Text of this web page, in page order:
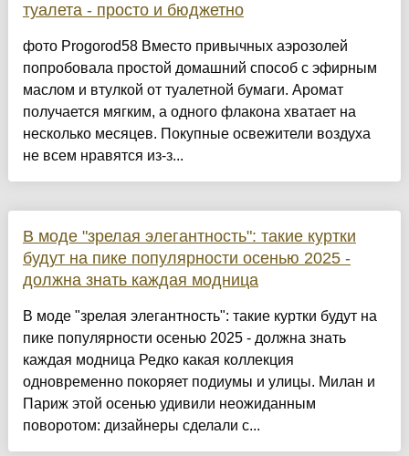
туалета - просто и бюджетно
фото Progorod58 Вместо привычных аэрозолей
попробовала простой домашний способ с эфирным
маслом и втулкой от туалетной бумаги. Аромат
получается мягким, а одного флакона хватает на
несколько месяцев. Покупные освежители воздуха
не всем нравятся из-з...
В моде "зрелая элегантность": такие куртки
будут на пике популярности осенью 2025 -
должна знать каждая модница
В моде "зрелая элегантность": такие куртки будут на
пике популярности осенью 2025 - должна знать
каждая модница Редко какая коллекция
одновременно покоряет подиумы и улицы. Милан и
Париж этой осенью удивили неожиданным
поворотом: дизайнеры сделали с...